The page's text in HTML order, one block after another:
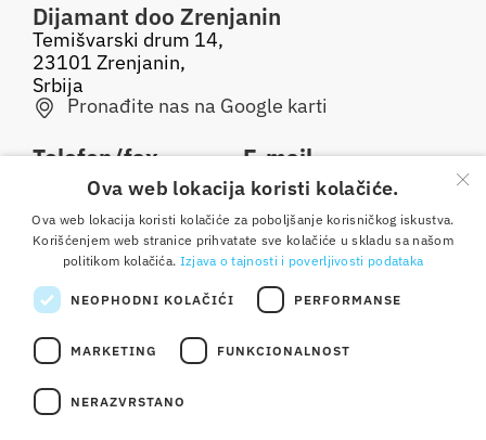
Dijamant doo Zrenjanin
Temišvarski drum 14,
23101 Zrenjanin,
Srbija
Pronađite nas na Google karti
Telefon/fax
0800 050 500
+381 23 551 001
E-mail
office@dijamant.rs
Pratite nas
Copyright © 2025 Dijamant doo Zrenjanin. Sva prava
pridržana. Izrada:
×
Ova web lokacija koristi kolačiće.
Ova web lokacija koristi kolačiće za poboljšanje korisničkog iskustva.
Korišćenjem web stranice prihvatate sve kolačiće u skladu sa našom
politikom kolačića. Izjava o tajnosti i poverljivosti podataka
NEOPHODNI KOLAČIĆI PERFORMANSE
MARKETING FUNKCIONALNOST
NERAZVRSTANO